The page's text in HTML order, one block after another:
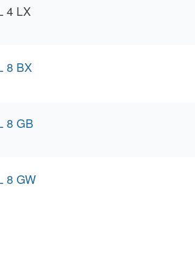
4 LX
8 BX
8 GB
8 GW